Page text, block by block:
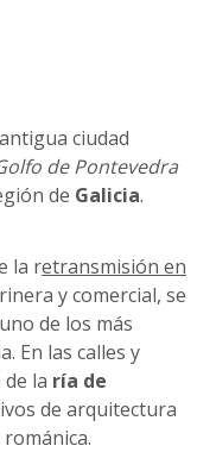
ciudad
de Pontevedra
de Galicia.
la retransmisión en
y comercial, se
de los más
En las calles y
la ría de
de arquitectura